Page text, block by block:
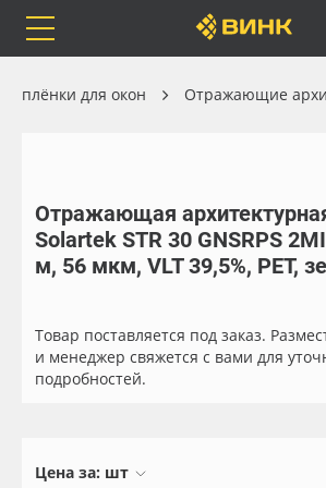
Каталог
Orafol
Бренды
Доставка
Весь каталог
Рулонные материалы
Самоклеящиеся плёнки
Листовые материалы
плёнки для окон Отражающие
Отражающая
Solartek STR 30 GNSRPS
м, 56 мкм, VLT 39,5%, PET,
Товар поставляется под заказ.
и менеджер свяжется с вами для
подробностей.
Цена за: шт